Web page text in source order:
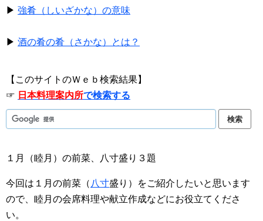
▶ 強肴（しいざかな）の意味
▶ 酒の肴の肴（さかな）とは？
【このサイトのＷｅｂ検索結果】
☞ 日本料理案内所で検索する
１月（睦月）の前菜、八寸盛り３題
今回は１月の前菜（ 八寸盛り）をご紹介したいと思います
ので、睦月の会席料理や献立作成などにお役立てくださ
い。